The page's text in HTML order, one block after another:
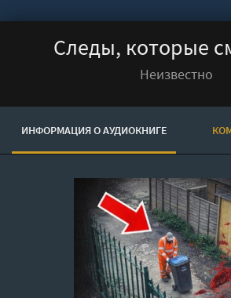
Следы, которые
Неизвестно
ИНФОРМАЦИЯ О АУДИОКНИГЕ